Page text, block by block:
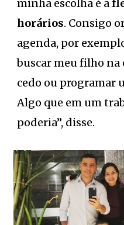
minha escolha é a
horários. Consigo
agenda, por
buscar meu filho na
cedo ou programar
Algo que em um
poderia”, disse.